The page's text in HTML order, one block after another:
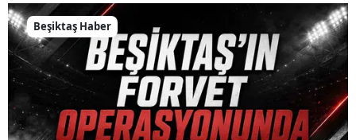
Beşiktaş Haber